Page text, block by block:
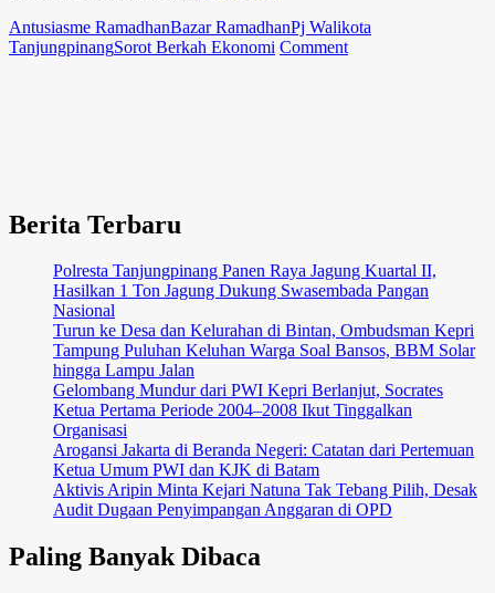
Antusiasme RamadhanBazar RamadhanPj Walikota
TanjungpinangSorot Berkah Ekonomi Commenton
Berkah
Ekonomi
Berita Terbaru
Polresta Tanjungpinang Panen Raya Jagung Kuartal II,
Hasilkan 1 Ton Jagung Dukung Swasembada Pangan
Nasional
Turun ke Desa dan Kelurahan di Bintan, Ombudsman Kepri
Tampung Puluhan Keluhan Warga Soal Bansos, BBM Solar
hingga Lampu Jalan
Gelombang Mundur dari PWI Kepri Berlanjut, Socrates
Ketua Pertama Periode 2004–2008 Ikut Tinggalkan
Organisasi
Arogansi Jakarta di Beranda Negeri: Catatan dari Pertemuan
Ketua Umum PWI dan KJK di Batam
Aktivis Aripin Minta Kejari Natuna Tak Tebang Pilih, Desak
Audit Dugaan Penyimpangan Anggaran di OPD
Paling Banyak Dibaca